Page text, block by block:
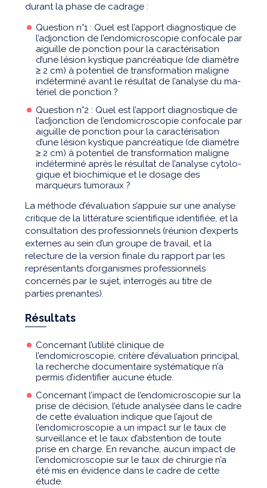
durant la phase de cadrage :
Question n°1 : Quel est l’apport diagnostique de
l’adjonction de l’endomicroscopie confocale par
aiguille de ponction pour la caractérisation
d’une lésion kystique pancréatique (de diamètre
≥ 2 cm) à potentiel de transformation maligne
indéterminé avant le résultat de l’analyse du ma-
tériel de ponction ?
Question n°2 : Quel est l’apport diagnostique de
l’adjonction de l’endomicroscopie confocale par
aiguille de ponction pour la caractérisation
d’une lésion kystique pancréatique (de diamètre
≥ 2 cm) à potentiel de transformation maligne
indéterminé après le résultat de l’analyse cytolo-
gique et biochimique et le dosage des
marqueurs tumoraux ?
La méthode d’évaluation s’appuie sur une analyse
critique de la littérature scientifique identifiée, et la
consultation des professionnels (réunion d’experts
externes au sein d’un groupe de travail, et la
relecture de la version finale du rapport par les
représentants d’organismes professionnels
concernés par le sujet, interrogés au titre de
parties prenantes).
Résultats
Concernant l’utilité clinique de
l’endomicroscopie, critère d’évaluation principal,
la recherche documentaire systématique n’a
permis d’identifier aucune étude.
Concernant l’impact de l’endomicroscopie sur la
prise de décision, l’étude analysée dans le cadre
de cette évaluation indique que l’ajout de
l’endomicroscopie a un impact sur le taux de
surveillance et le taux d’abstention de toute
prise en charge. En revanche, aucun impact de
l’endomicroscopie sur le taux de chirurgie n’a
été mis en évidence dans le cadre de cette
étude.